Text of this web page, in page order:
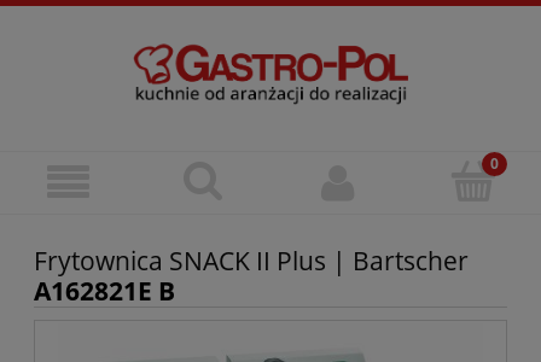
Frytownica SNACK II Plus | Bartscher
A162821E B